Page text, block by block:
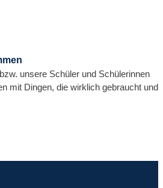
unsere Schüler und Schülerinnen
mit Dingen, die wirklich gebraucht und